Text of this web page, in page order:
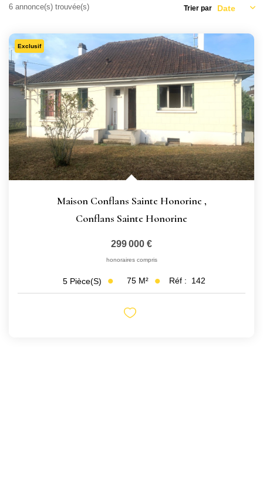
CONTACT
6 annonce(s) trouvée(s) Trier par
Exclusif
Maison Conflans Sainte Honorine ,
Conflans Sainte Honorine
299 000 €
honoraires compris
5 Pièce(s) 75 M² Réf : 142